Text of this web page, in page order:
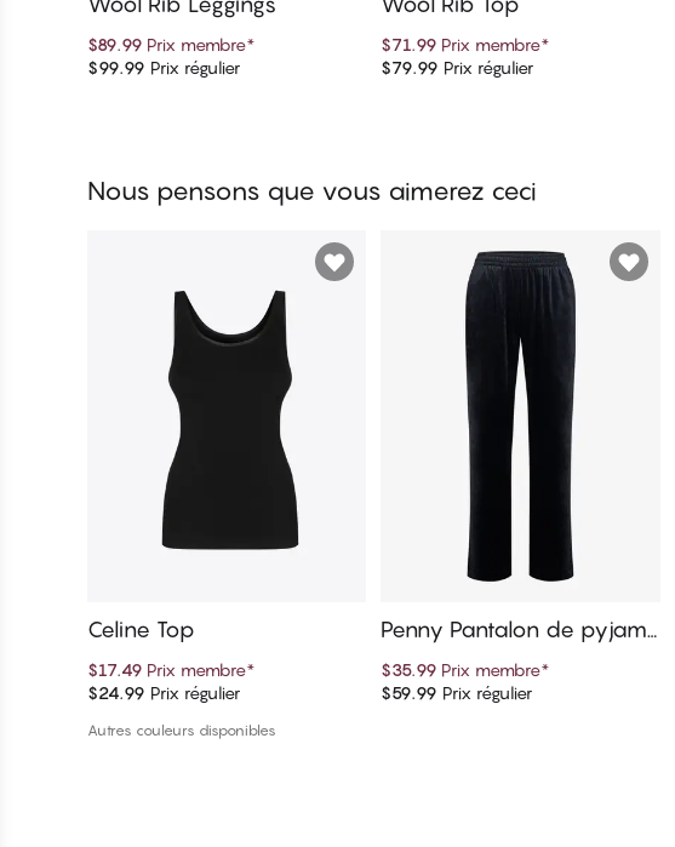
Ajouter au panier
$89.99 Prix membre*
$99.99 Prix régulier Ajouter au panier
$71.99 Prix membre*
$79.99 Prix régulier
Nous pensons que vous aimerez ceci
Ajouter au panier
Celine Top
$17.49 Prix membre*
$24.99 Prix régulier
Autres couleurs disponibles
Ajouter au panier
Penny Pantalon de pyjam
a
$35.99 Prix membre*
$59.99 Prix régulier